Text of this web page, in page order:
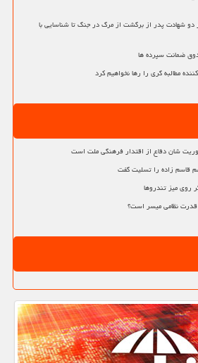
شهادت پدر از برگشت از مرگ در جنگ تا شناسایی با
ضمانت سپرده ها
مطالبه گری را رها نخواهیم کرد
شان دفاع از اقتدار فرهنگی ملت است
قاسم زاده را تسلیت گفت
روی میز تندروها
قدرت نظامی میسر است؟